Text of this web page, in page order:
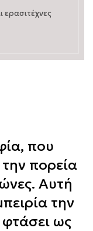
ερασιτέχνες
που
πορεία
Αυτή
την
φτάσει ως